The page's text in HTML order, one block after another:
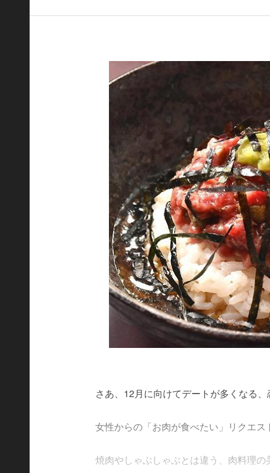
さあ、12月に向けてデートが多くなる、
女性からの「お肉が食べたい」リクエ
焼肉やしゃぶしゃぶとは違う、肉料理